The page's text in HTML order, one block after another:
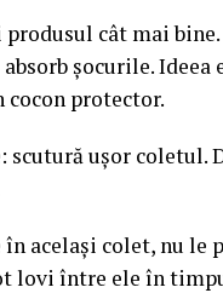
cât mai
șocurile.
cocon protector.
scutură ușor
același colet, nu le
lovi între ele în